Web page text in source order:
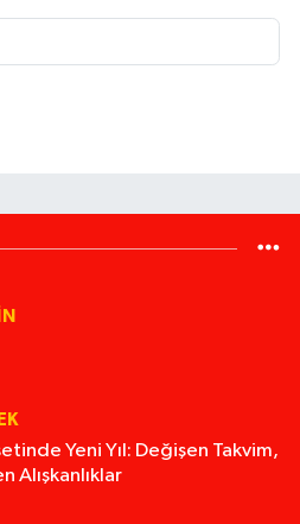
Yeni Yıl: Değişen Takvim,
Alışkanlıklar